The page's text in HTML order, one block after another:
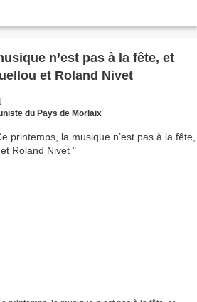
n’est pas à la fête, et
et Roland Nivet
du Pays de Morlaix